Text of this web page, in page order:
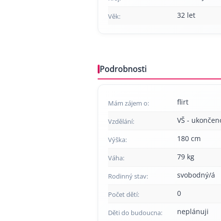
Věk: 32 let
Podrobnosti
Mám zájem o: flirt
Vzdělání: VŠ -
Výška: 180 cm
Váha: 79 kg
Rodinný stav: svobodný/á
Počet dětí: 0
Děti do budoucna: neplánuji